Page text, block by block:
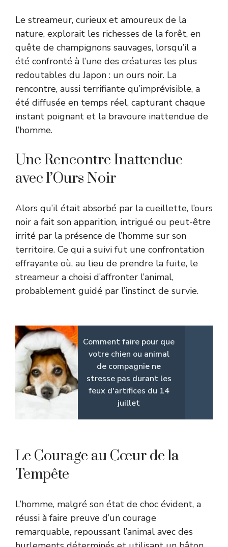
Le streameur, curieux et amoureux de la
nature, explorait les richesses de la forêt, en
quête de champignons sauvages, lorsqu’il a
été confronté à l’une des créatures les plus
redoutables du Japon : un ours noir. La
rencontre, aussi terrifiante qu’imprévisible, a
été diffusée en temps réel, capturant chaque
instant poignant et la bravoure inattendue de
l’homme.
Une Rencontre Inattendue
avec l’Ours Noir
Alors qu’il était absorbé par la cueillette, l’ours
noir a fait son apparition, intrigué ou peut-être
irrité par la présence de l’homme sur son
territoire. Ce qui a suivi fut une confrontation
effrayante où, au lieu de prendre la fuite, le
streameur a choisi d’affronter l’animal,
probablement guidé par l’instinct de survie.
Comment faire pour que
votre chien ou animal
de compagnie ne
stresse pas durant les
feux d'artifices du 14
juillet
Le Courage au Cœur de la
Tempête
L’homme, malgré son état de choc évident, a
réussi à faire preuve d’un courage
remarquable, repoussant l’animal avec des